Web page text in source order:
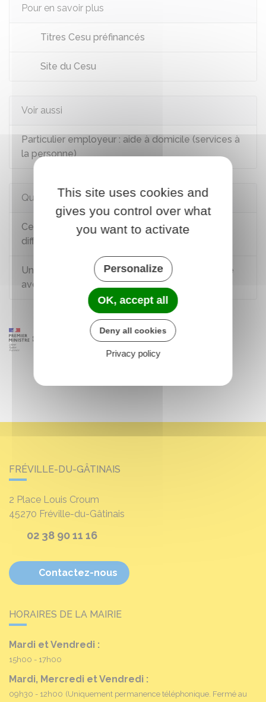
Pour en savoir plus
Titres Cesu préfinancés
Site du Cesu
Voir aussi
Particulier employeur : aide à domicile (services à
la personne)
Questions ? Réponses !
Cesu déclaratif ou Cesu préfinancé : quelles
différences ?
Un particulier employeur peut-il payer un salarié
avec un Cesu préfinancé ?
FRÉVILLE-DU-GÂTINAIS
2 Place Louis Croum
45270 Fréville-du-Gâtinais
02 38 90 11 16
Contactez-nous
HORAIRES DE LA MAIRIE
Mardi et Vendredi :
15h00 - 17h00
Mardi, Mercredi et Vendredi :
09h30 - 12h00 (Uniquement permanence téléphonique. Fermé au
This site uses cookies and
gives you control over what
you want to activate
Personalize
OK, accept all
Deny all cookies
Privacy policy